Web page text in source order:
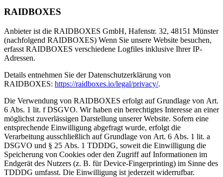
RAIDBOXES
Anbieter ist die RAIDBOXES GmbH, Hafenstr. 32, 48151 Münster
(nachfolgend RAIDBOXES) Wenn Sie unsere Website besuchen,
erfasst RAIDBOXES verschiedene Logfiles inklusive Ihrer IP-
Adressen.
Details entnehmen Sie der Datenschutzerklärung von
RAIDBOXES: https://raidboxes.io/legal/privacy/.
Die Verwendung von RAIDBOXES erfolgt auf Grundlage von Art.
6 Abs. 1 lit. f DSGVO. Wir haben ein berechtigtes Interesse an einer
möglichst zuverlässigen Darstellung unserer Website. Sofern eine
entsprechende Einwilligung abgefragt wurde, erfolgt die
Verarbeitung ausschließlich auf Grundlage von Art. 6 Abs. 1 lit. a
DSGVO und § 25 Abs. 1 TDDDG, soweit die Einwilligung die
Speicherung von Cookies oder den Zugriff auf Informationen im
Endgerät des Nutzers (z. B. für Device-Fingerprinting) im Sinne des
TDDDG umfasst. Die Einwilligung ist jederzeit widerrufbar.